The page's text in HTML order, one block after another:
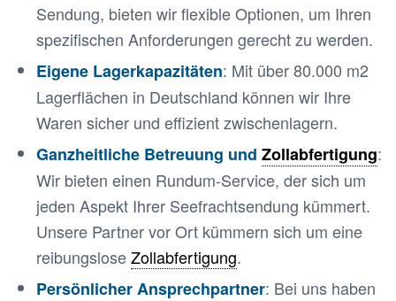
Sendung, bieten wir flexible Optionen, um Ihren
spezifischen Anforderungen gerecht zu werden.
Eigene Lagerkapazitäten: Mit über 80.000 m2
Lagerflächen in Deutschland können wir Ihre
Waren sicher und effizient zwischenlagern.
Ganzheitliche Betreuung und Zollabfertigung:
Wir bieten einen Rundum-Service, der sich um
jeden Aspekt Ihrer Seefrachtsendung kümmert.
Unsere Partner vor Ort kümmern sich um eine
reibungsloseZollabfertigung.
Persönlicher Ansprechpartner: Bei uns haben